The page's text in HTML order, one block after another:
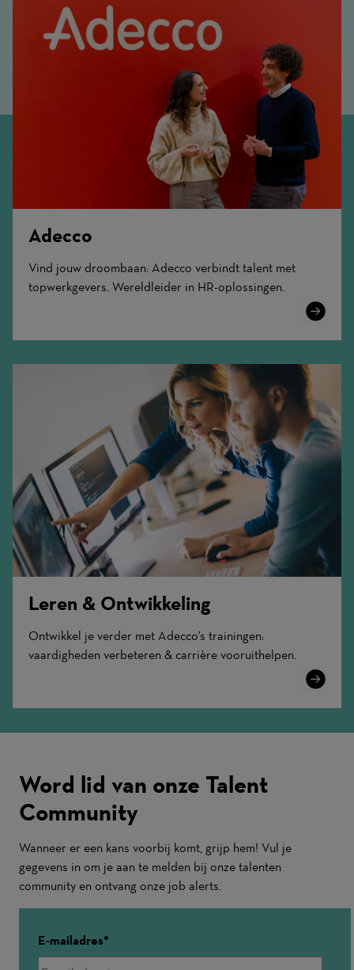
Adecco
Vind jouw droombaan: Adecco verbindt talent met
topwerkgevers. Wereldleider in HR-oplossingen.
Learn
Leren & Ontwikkeling
Ontwikkel je verder met Adecco's trainingen:
vaardigheden verbeteren & carrière vooruithelpen.
Learn
Word lid van onze Talent
Community
Wanneer er een kans voorbij komt, grijp hem! Vul je
gegevens in om je aan te melden bij onze talenten
community en ontvang onze job alerts.
E-mailadres